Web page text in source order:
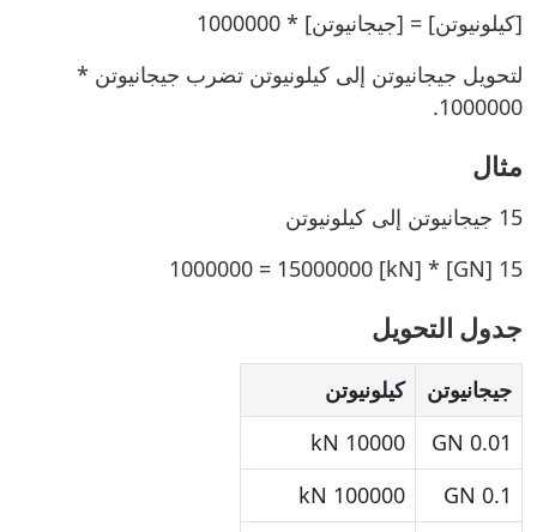
[كيلونيوتن] = [جيجانيوتن] * 1000000
لتحويل جيجانيوتن إلى كيلونيوتن تضرب جيجانيوتن *
1000000.
مثال
15 جيجانيوتن إلى كيلونيوتن
15 [GN] * 1000000 = 15000000 [kN]
جدول التحويل
جيجانيوتن
كيلونيوتن
0.01 GN
10000 kN
0.1 GN
100000 kN